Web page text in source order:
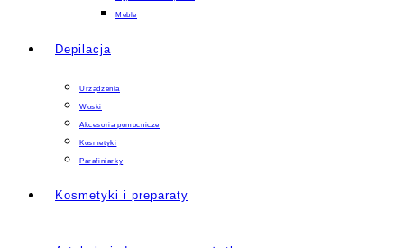
Meble
Depilacja
Urządzenia
Woski
Akcesoria pomocnicze
Kosmetyki
Parafiniarky
Kosmetyki i preparaty